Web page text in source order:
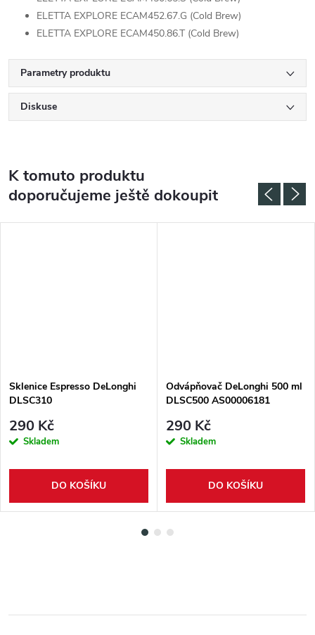
ELETTA EXPLORE ECAM452.67.G (Cold Brew)
ELETTA EXPLORE ECAM450.86.T (Cold Brew)
Parametry produktu
Diskuse
K tomuto produktu
doporučujeme ještě dokoupit
Sklenice Espresso DeLonghi
DLSC310
290 Kč
Skladem
DO KOŠÍKU
Odvápňovač DeLonghi 500 ml
DLSC500 AS00006181
290 Kč
Skladem
DO KOŠÍKU